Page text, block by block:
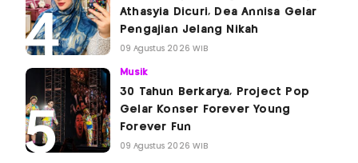
Athasyia Dicuri, Dea Annisa Gelar
Pengajian Jelang Nikah
09 Agustus 2026 WIB
Musik
30 Tahun Berkarya, Project Pop
Gelar Konser Forever Young
Forever Fun
09 Agustus 2026 WIB